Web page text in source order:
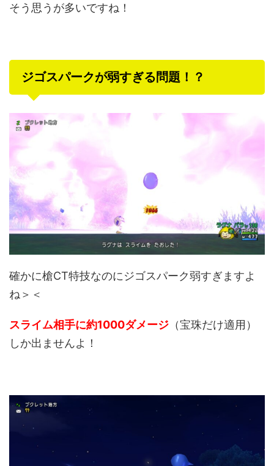
そう思うが多いですね！
ジゴスパークが弱すぎる問題！？
確かに槍CT特技なのにジゴスパーク弱すぎますよ
ね＞＜
スライム相手に約1000ダメージ （宝珠だけ適用）
しか出ませんよ！